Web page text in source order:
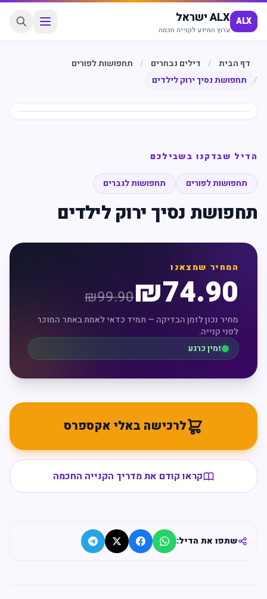
ALX ALX ישראל
ערוץ המידע לקנייה חכמה
דף הבית / דילים נבחרים /
תחפושות לפורים
/
תחפושת נסיך ירוק לילדים
הדיל שבדקנו בשבילכם
תחפושות לפורים תחפושות לגברים
תחפושת נסיך ירוק לילדים
המחיר שמצאנו
₪74.90
₪99.90
מחיר נכון לזמן הבדיקה — תמיד כדאי לאמת באתר המוכר
לפני קנייה.
זמין כרגע
לרכישה באלי אקספרס
קראו קודם את מדריך הקנייה החכמה
שתפו את הדיל: